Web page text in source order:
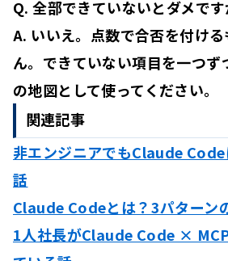
Q. 全部できていないとダメです
A. いいえ。点数で合否を付け
ん。できていない項目を一つず
の地図として使ってください。
関連記事
非エンジニアでもClaude Code
話
Claude Codeとは？3パターン
1人社長がClaude Code ×